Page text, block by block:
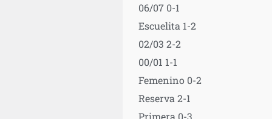
06/07 0-1
Escuelita 1-2
02/03 2-2
00/01 1-1
Femenino 0-2
Reserva 2-1
Primera 0-3